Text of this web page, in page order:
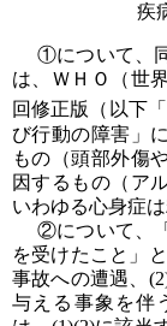
疾
①について、同
は、ＷＨＯ（世
回修正版（以下
び行動の障害」
もの（頭部外傷
因するもの（ア
いわゆる心身症
②について、「
を受けたこと」
事故への遭遇、
与える事象を伴